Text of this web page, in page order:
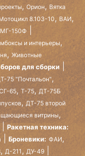
,Орион, Вятка
8.103-10, ВАИ,
МГ-150Ф
и интерьеры,
, Животные
для сборки
75 "Почтальон",
65, Т-75, ДТ-75Б
,ДТ-75 второй
витрины,
Ракетная техника:
Броневики: ФАИ,
, Д-211 , ДУ-49